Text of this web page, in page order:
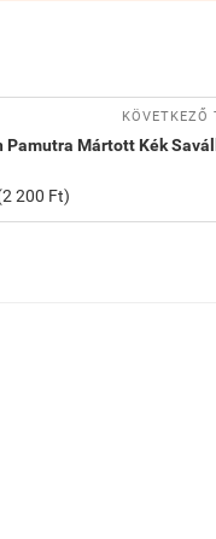
KÖVETKEZŐ
Pamutra Mártott Kék
200 Ft)